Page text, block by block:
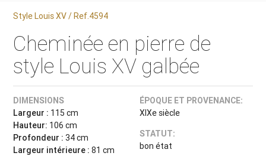
Style Louis XV / Ref.4594
Cheminée en pierre de
style Louis XV galbée
DIMENSIONS
Largeur : 115 cm
Hauteur: 106 cm
Profondeur : 34 cm
Largeur intérieure :81 cm
ÉPOQUE ET PROVENANCE:
XIXe siècle
STATUT:
bon état